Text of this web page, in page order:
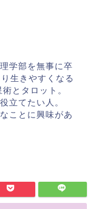
学部を無事に卒
生きやすくなる
とタロット。
立てたい人。
ことに興味があ